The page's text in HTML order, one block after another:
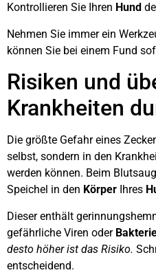
Kontrollieren Sie Ihren Hund
Nehmen Sie immer ein
können Sie bei einem Fund
Risiken und
Krankheiten
Die größte Gefahr eines
selbst, sondern in den
werden können. Beim
Speichel in den Körper Ihres
Dieser enthält
gefährliche Viren oder
desto höher ist das Risiko.
entscheidend.